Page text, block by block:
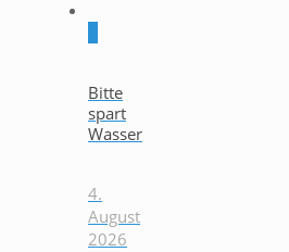
Bitte
spart
Wasser
4.
August
2026